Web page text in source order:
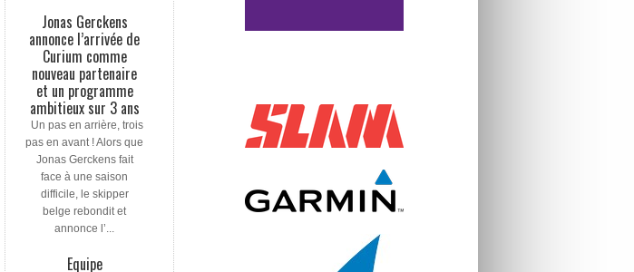
Jonas Gerckens
annonce l’arrivée de
Curium comme
nouveau partenaire
et un programme
ambitieux sur 3 ans
Un pas en arrière, trois
pas en avant ! Alors que
Jonas Gerckens fait
face à une saison
difficile, le skipper
belge rebondit et
annonce l’...
Equipe